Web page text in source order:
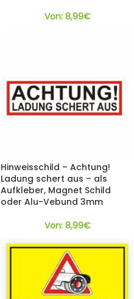
Von: 8,99€
Hinweisschild – Achtung!
Ladung schert aus – als
Aufkleber, Magnet Schild
oder Alu-Vebund 3mm
Von: 8,99€